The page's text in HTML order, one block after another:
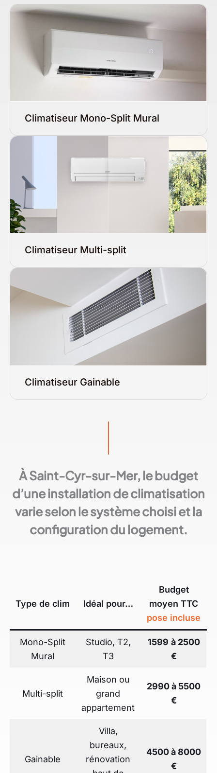
Climatiseur Mono-Split Mural
Climatiseur Multi-split
Climatiseur Gainable
À Saint-Cyr-sur-Mer, le budget
d’une installation de climatisation
varie selon le système choisi et la
configuration du logement.
Type de clim Idéal pour…
Budget
moyen TTC
pose incluse
Mono-Split
Mural
Studio, T2,
T3
1599 à 2500
€
Multi-split
Maison ou
grand
appartement
2990 à 5500
€
Gainable
Villa,
bureaux,
rénovation
4500 à 8000
€